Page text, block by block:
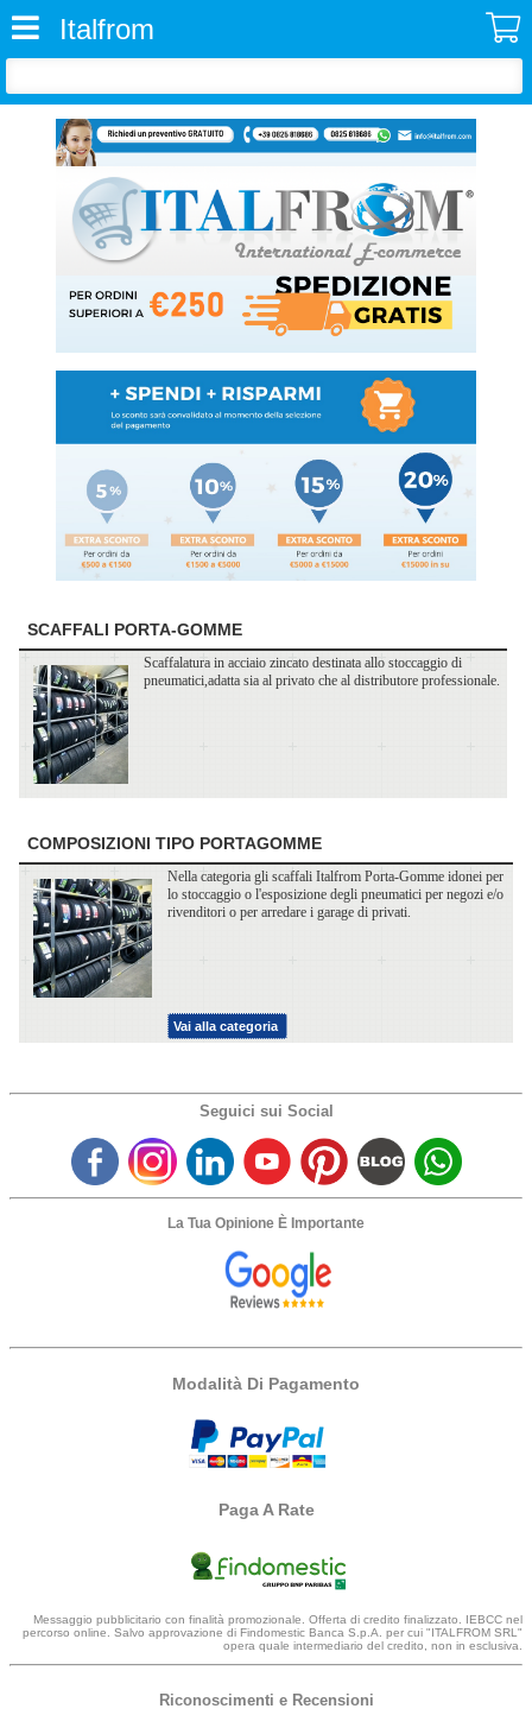
Italfrom
SCAFFALI PORTA-GOMME
Scaffalatura in acciaio zincato destinata allo stoccaggio di
pneumatici,adatta sia al privato che al distributore professionale.
COMPOSIZIONI TIPO PORTAGOMME
Nella categoria gli scaffali Italfrom Porta-Gomme idonei per
lo stoccaggio o l'esposizione degli pneumatici per negozi e/o
rivenditori o per arredare i garage di privati.
Vai alla categoria
Seguici sui Social
La Tua Opinione È Importante
Modalità Di Pagamento
Paga A Rate
Messaggio pubblicitario con finalità promozionale. Offerta di credito finalizzato. IEBCC nel
percorso online. Salvo approvazione di Findomestic Banca S.p.A. per cui "ITALFROM SRL"
opera quale intermediario del credito, non in esclusiva.
Riconoscimenti e Recensioni